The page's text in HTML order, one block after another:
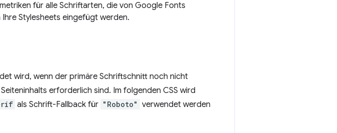
für alle Schriftarten, die von Google Fonts
Stylesheets eingefügt werden.
wird, wenn der primäre Schriftschnitt noch nicht
erforderlich sind. Im folgenden CSS wird
als Schrift-Fallback für "Roboto" verwendet werden